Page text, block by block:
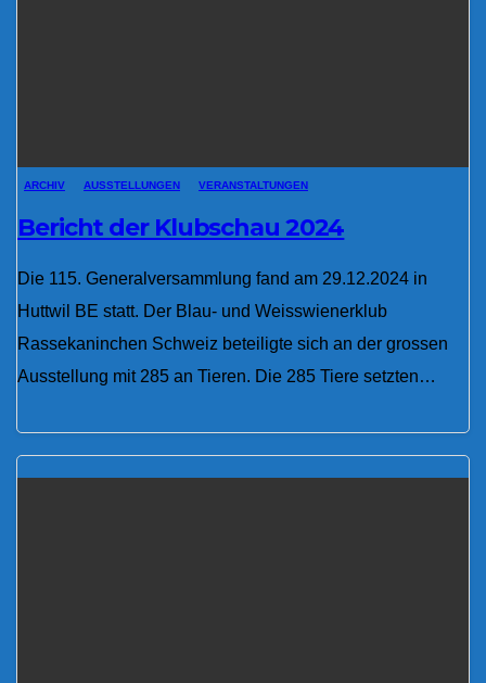
ARCHIV AUSSTELLUNGEN VERANSTALTUNGEN
Bericht der Klubschau 2024
Die 115. Generalversammlung fand am 29.12.2024 in
Huttwil BE statt. Der Blau- und Weisswienerklub
Rassekaninchen Schweiz beteiligte sich an der grossen
Ausstellung mit 285 an Tieren. Die 285 Tiere setzten…